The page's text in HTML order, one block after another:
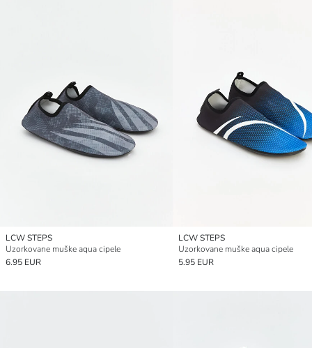
LCW STEPS
Uzorkovane muške aqua cipele
6.95 EUR
LCW STEPS
Uzorkovane muške aqua cipele
5.95 EUR